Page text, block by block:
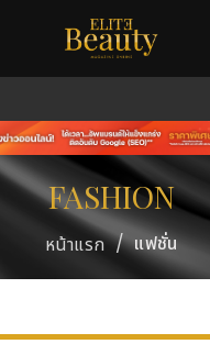
FASHION
หน้าแรก / แฟชั่น